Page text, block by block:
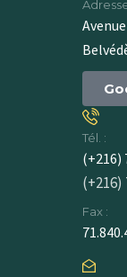
Tél. :
(+216)
(+216)
Fax :